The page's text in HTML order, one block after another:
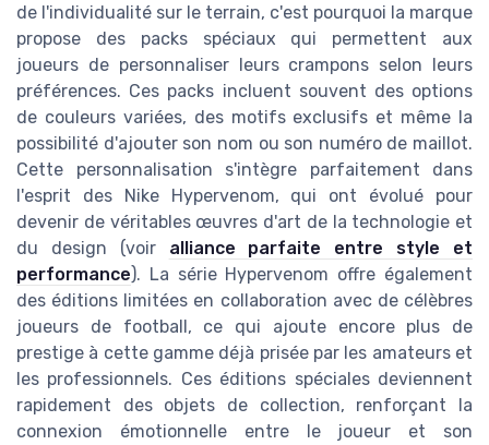
de l'individualité sur le terrain, c'est pourquoi la marque
propose des packs spéciaux qui permettent aux
joueurs de personnaliser leurs crampons selon leurs
préférences. Ces packs incluent souvent des options
de couleurs variées, des motifs exclusifs et même la
possibilité d'ajouter son nom ou son numéro de maillot.
Cette personnalisation s'intègre parfaitement dans
l'esprit des Nike Hypervenom, qui ont évolué pour
devenir de véritables œuvres d'art de la technologie et
du design (voir alliance parfaite entre style et
performance). La série Hypervenom offre également
des éditions limitées en collaboration avec de célèbres
joueurs de football, ce qui ajoute encore plus de
prestige à cette gamme déjà prisée par les amateurs et
les professionnels. Ces éditions spéciales deviennent
rapidement des objets de collection, renforçant la
connexion émotionnelle entre le joueur et son